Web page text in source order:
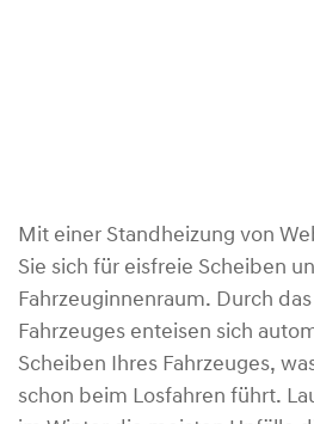
Mit einer Standheizung von
Sie sich für eisfreie Scheiben
Fahrzeuginnenraum. Durch
Fahrzeuges enteisen sich
Scheiben Ihres Fahrzeuges,
schon beim Losfahren führt.